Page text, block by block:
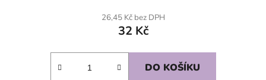
26,45 Kč bez DPH
32 Kč
DO KOŠÍKU